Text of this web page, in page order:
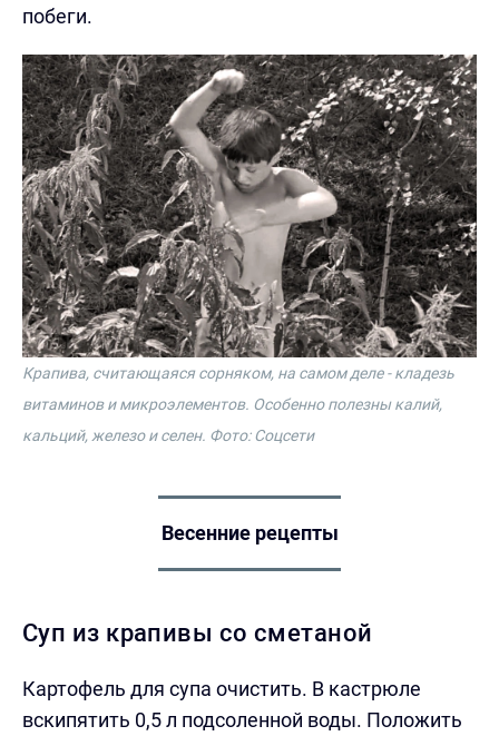
побеги.
Крапива, считающаяся сорняком, на самом деле - кладезь
витаминов и микроэлементов. Особенно полезны калий,
кальций, железо и селен. Фото: Соцсети
Весенние рецепты
Суп из крапивы со сметаной
Картофель для супа очистить. В кастрюле
вскипятить 0,5 л подсоленной воды. Положить